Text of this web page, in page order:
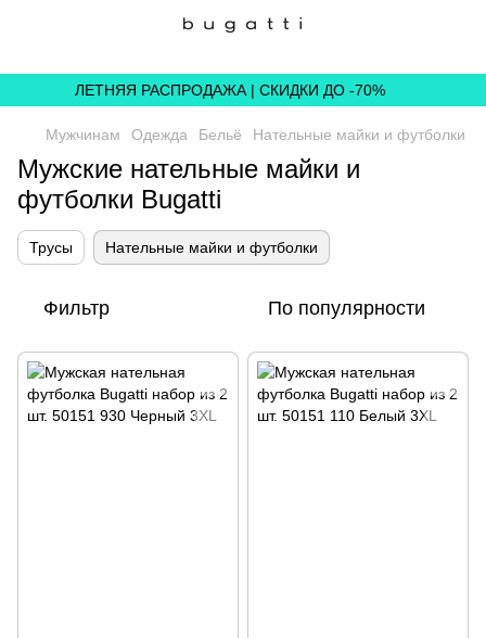
ЛЕТНЯЯ РАСПРОДАЖА | СКИДКИ ДО -70%
Мужчинам Одежда Бельё Нательные майки и футболки
Мужские нательные майки и
футболки Bugatti
Трусы Нательные майки и футболки
Фильтр По популярности